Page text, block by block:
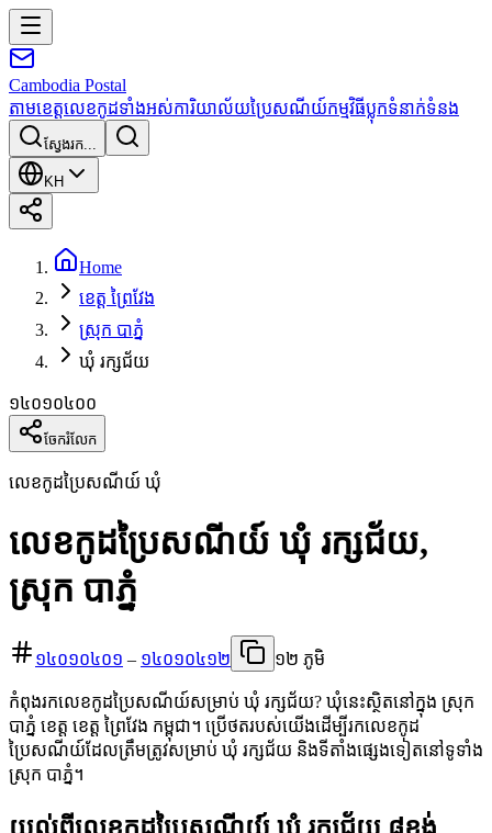
Cambodia Postal
តាមខេត្តលេខកូដទាំងអស់ការិយាល័យប្រៃសណីយ៍កម្មវិធីប្លុកទំនាក់ទំនង
ស្វែងរក...
KH
Home
ខេត្ត ព្រៃវែង
ស្រុក បាភ្នំ
ឃុំ រក្សជ័យ
១៤០១០៤០០
ចែករំលែក
លេខកូដប្រៃសណីយ៍ ឃុំ
លេខកូដប្រៃសណីយ៍ ឃុំ រក្សជ័យ,
ស្រុក បាភ្នំ
១៤០១០៤០១ – ១៤០១០៤១២ ១២ ភូមិ
កំពុងរកលេខកូដប្រៃសណីយ៍សម្រាប់ ឃុំ រក្សជ័យ? ឃុំនេះស្ថិតនៅក្នុង ស្រុក
បាភ្នំ ខេត្ត ខេត្ត ព្រៃវែង កម្ពុជា។ ប្រើថតរបស់យើងដើម្បីរកលេខកូដ
ប្រៃសណីយ៍ដែលត្រឹមត្រូវសម្រាប់ ឃុំ រក្សជ័យ និងទីតាំងផ្សេងទៀតនៅទូទាំង
ស្រុក បាភ្នំ។
យល់ពីលេខកូដប្រៃសណីយ៍ ឃុំ រក្សជ័យ ៨ខ្ទង់